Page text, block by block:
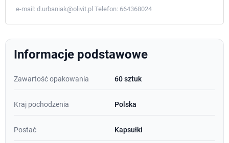
e-mail: d.urbaniak@olivit.pl Telefon: 664368024
Informacje podstawowe
Zawartość opakowania 60 sztuk
Kraj pochodzenia Polska
Postać Kapsułki